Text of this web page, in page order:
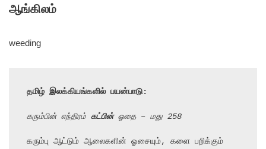
ஆங்கிலம்
weeding
தமிழ் இலக்கியங்களில் பயன்பாடு:
கரும்பின் எந்திரம் கட்பின் ஓதை – மது 258
கரும்பு ஆட்டும் ஆலைகளின் ஓசையும், களை பறிக்கும்